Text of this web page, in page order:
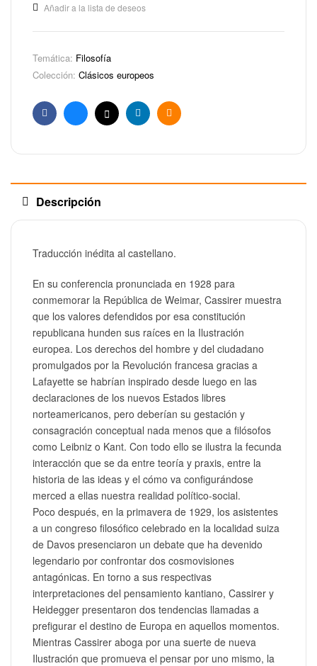
Añadir a la lista de deseos
Temática: Filosofía
Colección: Clásicos europeos
FacebookBlueskyX LinkedinEmail
Descripción
Traducción inédita al castellano.
En su conferencia pronunciada en 1928 para
conmemorar la República de Weimar, Cassirer muestra
que los valores defendidos por esa constitución
republicana hunden sus raíces en la Ilustración
europea. Los derechos del hombre y del ciudadano
promulgados por la Revolución francesa gracias a
Lafayette se habrían inspirado desde luego en las
declaraciones de los nuevos Estados libres
norteamericanos, pero deberían su gestación y
consagración conceptual nada menos que a filósofos
como Leibniz o Kant. Con todo ello se ilustra la fecunda
interacción que se da entre teoría y praxis, entre la
historia de las ideas y el cómo va configurándose
merced a ellas nuestra realidad político-social.
Poco después, en la primavera de 1929, los asistentes
a un congreso filosófico celebrado en la localidad suiza
de Davos presenciaron un debate que ha devenido
legendario por confrontar dos cosmovisiones
antagónicas. En torno a sus respectivas
interpretaciones del pensamiento kantiano, Cassirer y
Heidegger presentaron dos tendencias llamadas a
prefigurar el destino de Europa en aquellos momentos.
Mientras Cassirer aboga por una suerte de nueva
Ilustración que promueva el pensar por uno mismo, la